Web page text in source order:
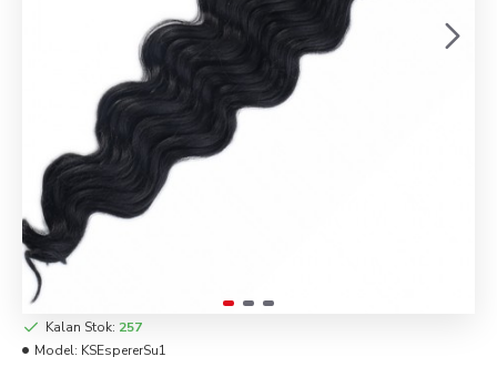
Kalan Stok: 257
Model: KSEspererSu1